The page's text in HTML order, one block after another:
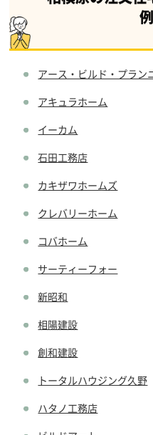
アース・ビルド・プラン
アキュラホーム
イーカム
石田工務店
カキザワホームズ
クレバリーホーム
コバホーム
サーティーフォー
新昭和
相陽建設
創和建設
トータルハウジング久野
ハタノ工務店